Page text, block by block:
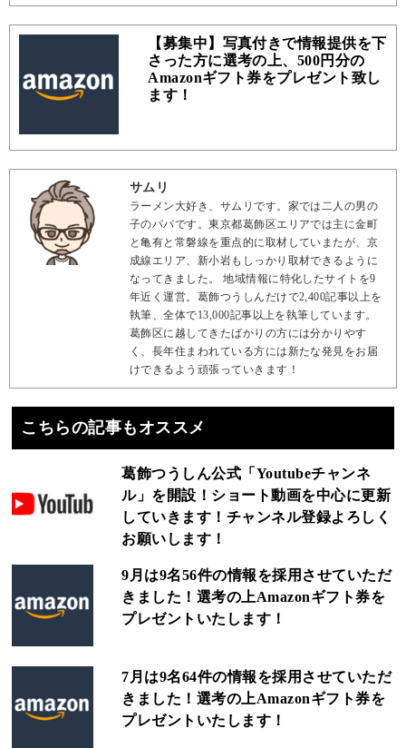
【募集中】写真付きで情報提供を下
さった方に選考の上、500円分の
Amazonギフト券をプレゼント致し
ます！
サムリ
ラーメン大好き、サムリです。家では二人の男の
子のパパです。東京都葛飾区エリアでは主に金町
と亀有と常磐線を重点的に取材していまたが、京
成線エリア、新小岩もしっかり取材できるように
なってきました。 地域情報に特化したサイトを9
年近く運営。葛飾つうしんだけで2,400記事以上を
執筆、全体で13,000記事以上を執筆しています。
葛飾区に越してきたばかりの方には分かりやす
く、長年住まわれている方には新たな発見をお届
けできるよう頑張っていきます！
こちらの記事もオススメ
葛飾つうしん公式「Youtubeチャンネ
ル」を開設！ショート動画を中心に更新
していきます！チャンネル登録よろしく
お願いします！
9月は9名56件の情報を採用させていただ
きました！選考の上Amazonギフト券を
プレゼントいたします！
7月は9名64件の情報を採用させていただ
きました！選考の上Amazonギフト券を
プレゼントいたします！